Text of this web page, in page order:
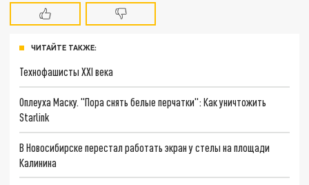
ЧИТАЙТЕ ТАКЖЕ:
Технофашисты XXI века
Оплеуха Маску. "Пора снять белые перчатки": Как уничтожить
Starlink
В Новосибирске перестал работать экран у стелы на площади
Калинина